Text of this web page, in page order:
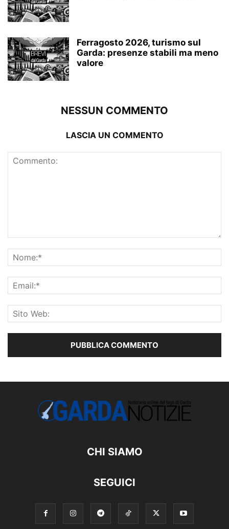
Ferragosto 2026, turismo sul
Garda: presenze stabili ma meno
valore
NESSUN COMMENTO
LASCIA UN COMMENTO
CHI SIAMO
SEGUICI